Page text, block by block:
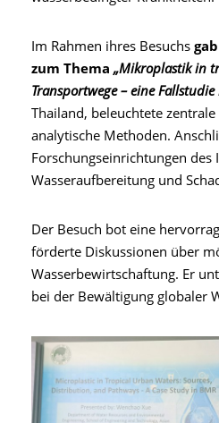
Im Rahmen ihres Besuchs
zum Thema„Mikroplastik in
Transportwege – eine
Thailand, beleuchtete
analytische Methoden.
Forschungseinrichtungen
Wasseraufbereitung und
Der Besuch bot eine
förderte Diskussionen über
Wasserbewirtschaftung. Er
bei der Bewältigung globaler